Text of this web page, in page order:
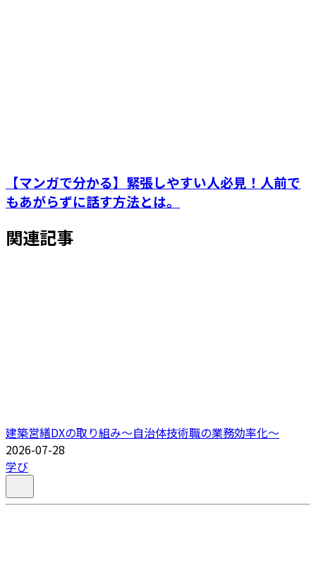
【マンガで分かる】緊張しやすい人必見！人前で
もあがらずに話す方法とは。
関連記事
建築営繕DXの取り組み～自治体技術職の業務効率化～
2026-07-28
学び